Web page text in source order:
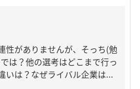
性がありませんが、そっち(勉
は？他の選考はどこまで行っ
いは？なぜライバル企業は...